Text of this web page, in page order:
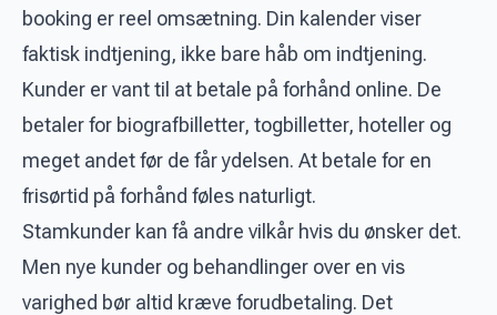
booking er reel omsætning. Din kalender viser
faktisk indtjening, ikke bare håb om indtjening.
Kunder er vant til at betale på forhånd online. De
betaler for biografbilletter, togbilletter, hoteller og
meget andet før de får ydelsen. At betale for en
frisørtid på forhånd føles naturligt.
Stamkunder kan få andre vilkår hvis du ønsker det.
Men nye kunder og behandlinger over en vis
varighed bør altid kræve forudbetaling. Det